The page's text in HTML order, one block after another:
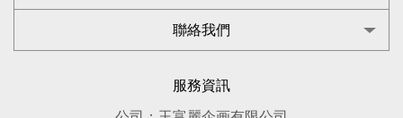
聯絡我們
服務資訊